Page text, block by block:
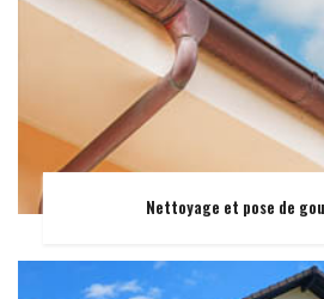
Nettoyage et pose de